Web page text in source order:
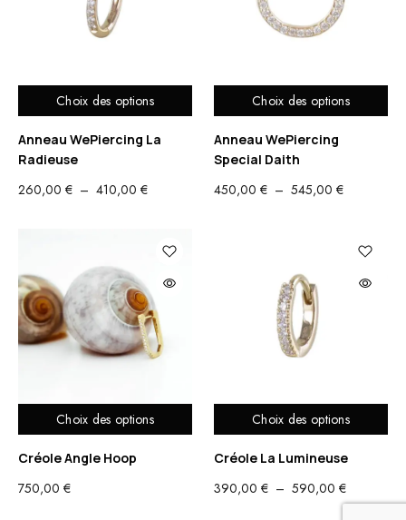
Choix des options
Anneau WePiercing La
Radieuse
260,00 € – 410,00 €PLAGE
260,00 €
410,00 €
Choix des options
Anneau WePiercing
Special Daith
450,00 € – 545,00 €PLAGE
450,00 €
Choix des options
Créole Angle Hoop
750,00 €
Choix des options
Créole La Lumineuse
390,00 € – 590,00 €PLAGE